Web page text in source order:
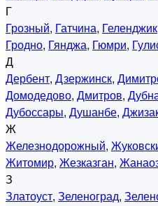
Г
Грозный, Гатчина, Геленджик
Гродно, Гянджа, Гюмри,
Д
Дербент, Дзержинск,
Домодедово, Дмитров,
Дубоссары, Душанбе,
Ж
Железнодорожный,
Житомир, Жезказган,
З
Златоуст, Зеленоград,